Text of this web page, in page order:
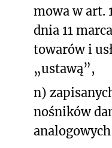
mowa w art.
dnia 11
towarów i
„ustawą”,
n)
nośników